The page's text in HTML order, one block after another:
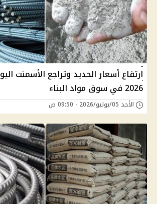
2026 في سوق مواد البناء
الأحد 05/يوليو/2026 - 09:50 ص